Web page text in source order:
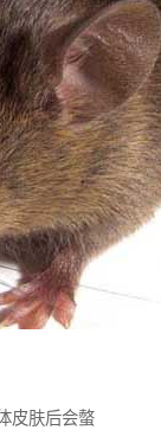
皮肤后会螫